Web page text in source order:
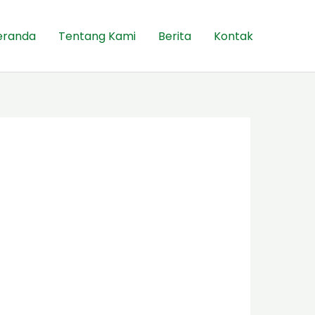
Tentang Kami Berita Kontak